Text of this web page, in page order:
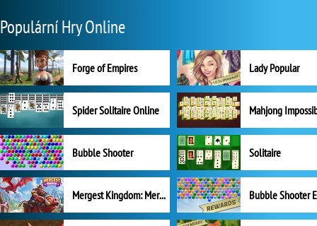
Populární Hry Online
Forge of Empires Lady Popular
Spider Solitaire Online Mahjong
Bubble Shooter Solitaire
Mergest Kingdom: Merge Puzzle